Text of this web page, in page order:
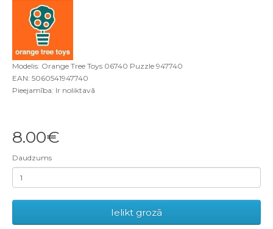
Modelis: Orange Tree Toys 06740 Puzzle 947740
EAN: 5060541947740
Pieejamība: Ir noliktavā
8.00€
Daudzums
Ielikt grozā